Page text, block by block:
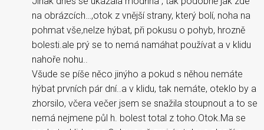
na obrázcích…,otok z vnější strany, který bolí, noha na
pohmat vše,nelze hýbat, při pokusu o pohyb, hrozně
bolesti.ale prý se to nemá namáhat používat a v klidu
nahoře nohu..
Všude se píše něco jinýho a pokud s něhou nemáte
hýbat prvních pár dní..a v klidu, tak nemáte, oteklo by a
zhorsilo, včera večer jsem se snažila stoupnout a to se
nemá nejmene půl h. bolest total z toho.Otok.Ma se